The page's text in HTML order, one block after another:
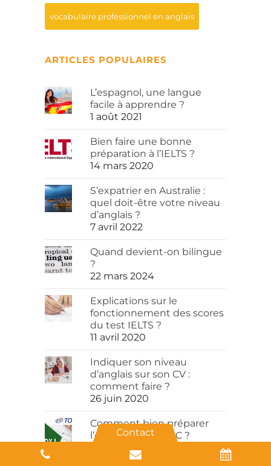
vocabulaire professionnel en anglais
ARTICLES POPULAIRES
L’espagnol, une langue
facile à apprendre ?
1 août 2021
Bien faire une bonne
préparation à l’IELTS ?
14 mars 2020
S’expatrier en Australie :
quel doit-être votre niveau
d’anglais ?
7 avril 2022
Quand devient-on bilingue
?
22 mars 2024
Explications sur le
fonctionnement des scores
du test IELTS ?
11 avril 2020
Indiquer son niveau
d’anglais sur son CV :
comment faire ?
26 juin 2020
Comment bien préparer
l’examen du TOEIC ?
11 juillet 2020
Contact